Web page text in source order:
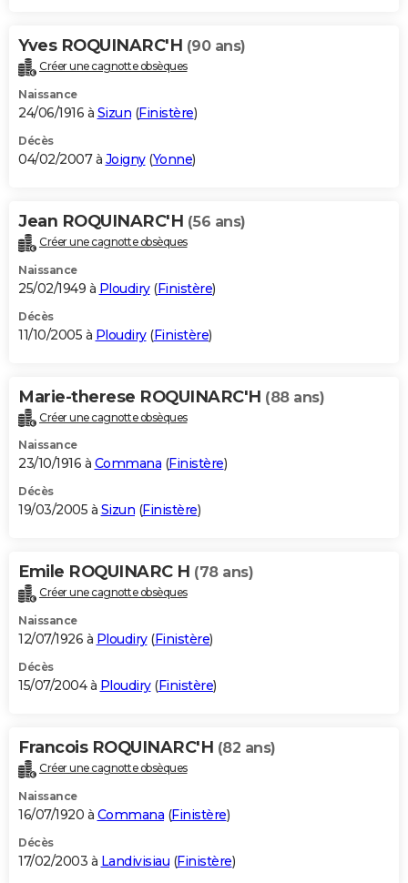
Yves ROQUINARC'H (90 ans)
Créer une cagnotte obsèques
Naissance
24/06/1916 à Sizun (Finistère)
Décès
04/02/2007 à Joigny(Yonne)
Jean ROQUINARC'H (56 ans)
Créer une cagnotte obsèques
Naissance
25/02/1949 à Ploudiry(Finistère)
Décès
11/10/2005 à Ploudiry(Finistère)
Marie-therese ROQUINARC'H (88 ans)
Créer une cagnotte obsèques
Naissance
23/10/1916 à Commana (Finistère)
Décès
19/03/2005 à Sizun (Finistère)
Emile ROQUINARC H (78 ans)
Créer une cagnotte obsèques
Naissance
12/07/1926 à Ploudiry(Finistère)
Décès
15/07/2004 à Ploudiry(Finistère)
Francois ROQUINARC'H (82 ans)
Créer une cagnotte obsèques
Naissance
16/07/1920 à Commana (Finistère)
Décès
17/02/2003 à Landivisiau (Finistère)